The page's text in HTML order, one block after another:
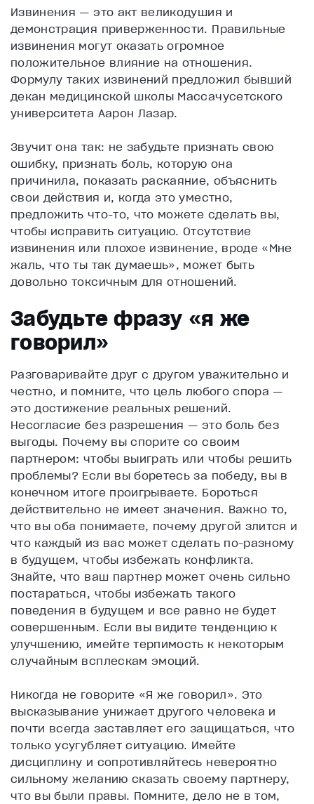
Извинения — это акт великодушия и
демонстрация приверженности. Правильные
извинения могут оказать огромное
положительное влияние на отношения.
Формулу таких извинений предложил бывший
декан медицинской школы Массачусетского
университета Аарон Лазар.
Звучит она так: не забудьте признать свою
ошибку, признать боль, которую она
причинила, показать раскаяние, объяснить
свои действия и, когда это уместно,
предложить что-то, что можете сделать вы,
чтобы исправить ситуацию. Отсутствие
извинения или плохое извинение, вроде «Мне
жаль, что ты так думаешь», может быть
довольно токсичным для отношений.
Забудьте фразу «я же
говорил»
Разговаривайте друг с другом уважительно и
честно, и помните, что цель любого спора —
это достижение реальных решений.
Несогласие без разрешения — это боль без
выгоды. Почему вы спорите со своим
партнером: чтобы выиграть или чтобы решить
проблемы? Если вы боретесь за победу, вы в
конечном итоге проигрываете. Бороться
действительно не имеет значения. Важно то,
что вы оба понимаете, почему другой злится и
что каждый из вас может сделать по-разному
в будущем, чтобы избежать конфликта.
Знайте, что ваш партнер может очень сильно
постараться, чтобы избежать такого
поведения в будущем и все равно не будет
совершенным. Если вы видите тенденцию к
улучшению, имейте терпимость к некоторым
случайным всплескам эмоций.
Никогда не говорите «Я же говорил». Это
высказывание унижает другого человека и
почти всегда заставляет его защищаться, что
только усугубляет ситуацию. Имейте
дисциплину и сопротивляйтесь невероятно
сильному желанию сказать своему партнеру,
что вы были правы. Помните, дело не в том,